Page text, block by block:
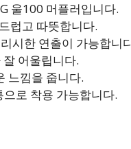
울100 머플러입니다.
럽고 따뜻합니다.
시한 연출이 가능합니
어울립니다.
느낌을 줍니다.
로 착용 가능합니다.